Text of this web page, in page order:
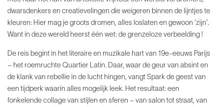
dwarsdenkers en creatievelingen die weigeren binnen de lijntjes te
kleuren: Hier mag je groots dromen, alles loslaten en gewoon 'zijn'.
Want in deze wereld heerst één wet: de grenzeloze verbeelding !
De reis begint in het literaire en muzikale hart van 19e-eeuws Parijs
– het roemruchte Quartier Latin. Daar, waar de geur van absint en
de klank van rebellie in de lucht hingen, vangt Spark de geest van
een tijdperk waarin alles mogelijk leek. Het resultaat: een
fonkelende collage van stijlen en sferen – van salon tot straat, van